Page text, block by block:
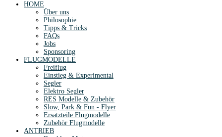
HOME
Über uns
Philosophie
Tipps & Tricks
FAQs
Jobs
Sponsoring
FLUGMODELLE
Freiflug
Einstieg & Experimental
Segler
Elektro Segler
RES Modelle & Zubehör
Slow, Park & Fun - Flyer
Ersatzteile Flugmodelle
Zubehör Flugmodelle
ANTRIEB